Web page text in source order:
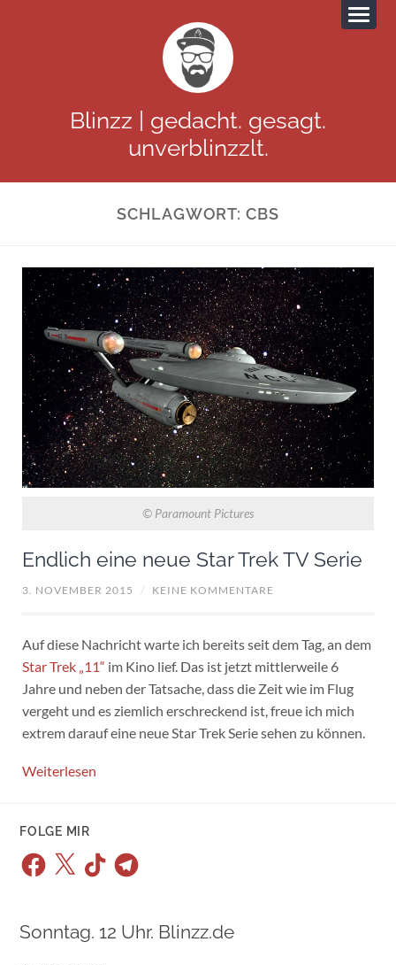
Blinzz | gedacht. gesagt.
unverblinzzlt.
SCHLAGWORT:CBS
© Paramount Pictures
Endlich eine neue Star Trek TV Serie
3. NOVEMBER 2015 / KEINE KOMMENTARE
Auf diese Nachricht warte ich bereits seit dem Tag, an dem
Star Trek „11“ im Kino lief. Das ist jetzt mittlerweile 6
Jahre und neben der Tatsache, dass die Zeit wie im Flug
vergeht und es ziemlich erschreckend ist, freue ich mich
extrem darauf eine neue Star Trek Serie sehen zu können.
Weiterlesen
FOLGE MIR
Facebook
X TikTokTelegram
Sonntag. 12 Uhr. Blinzz.de